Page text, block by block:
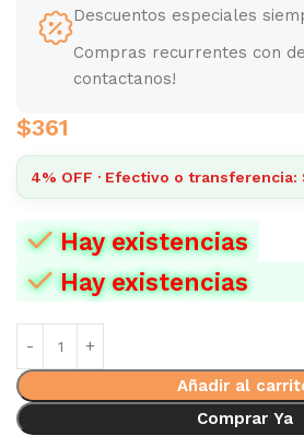
Descuentos especiales
Compras recurrentes con
contactanos!
$361
4% OFF · Efectivo o transferencia:
Hay existencias
Hay existencias
Añadir al
Comprar Ya